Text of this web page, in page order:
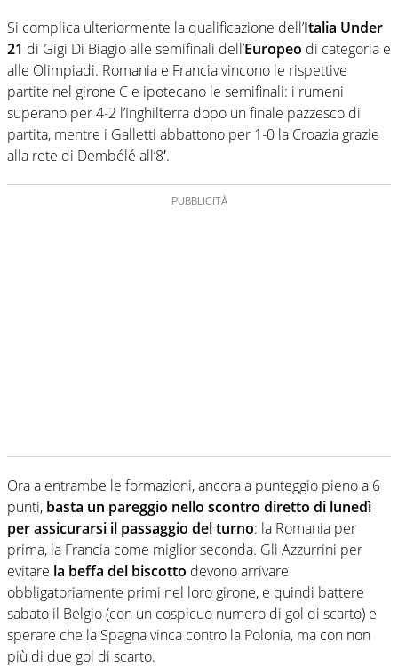
Si complica ulteriormente la qualificazione dell’Italia Under
21 di Gigi Di Biagio alle semifinali dell’Europeo di categoria e
alle Olimpiadi. Romania e Francia vincono le rispettive
partite nel girone C e ipotecano le semifinali: i rumeni
superano per 4-2 l’Inghilterra dopo un finale pazzesco di
partita, mentre i Galletti abbattono per 1-0 la Croazia grazie
alla rete di Dembélé all’8′.
Ora a entrambe le formazioni, ancora a punteggio pieno a 6
punti, basta un pareggio nello scontro diretto di lunedì
per assicurarsi il passaggio del turno: la Romania per
prima, la Francia come miglior seconda. Gli Azzurrini per
evitare la beffa del biscotto devono arrivare
obbligatoriamente primi nel loro girone, e quindi battere
sabato il Belgio (con un cospicuo numero di gol di scarto) e
sperare che la Spagna vinca contro la Polonia, ma con non
più di due gol di scarto.